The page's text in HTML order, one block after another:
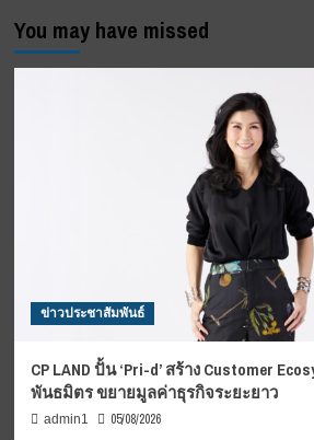
You may have missed
ข่าวประชาสัมพันธ์
CP LAND ปั้น ‘Pri-d’ สร้าง Customer
พันธมิตร ขยายมูลค่าธุรกิจระยะยาว
admin1 05/08/2026